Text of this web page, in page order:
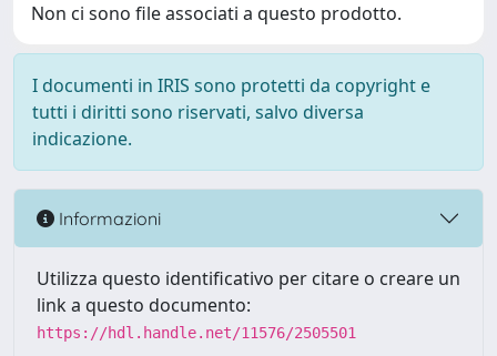
Non ci sono file associati a questo prodotto.
I documenti in IRIS sono protetti da copyright e
tutti i diritti sono riservati, salvo diversa
indicazione.
Informazioni
Utilizza questo identificativo per citare o creare un
link a questo documento:
https://hdl.handle.net/11576/2505501